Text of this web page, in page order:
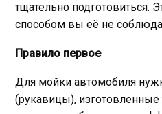
тщательно подготовиться.
способом вы её не
Правило первое
Для мойки автомобиля
(рукавицы),